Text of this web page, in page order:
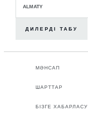
ALMATY
ДИЛЕРДІ ТАБУ
МӘНСАП
ШАРТТАР
БІЗГЕ ХАБАРЛАСУ